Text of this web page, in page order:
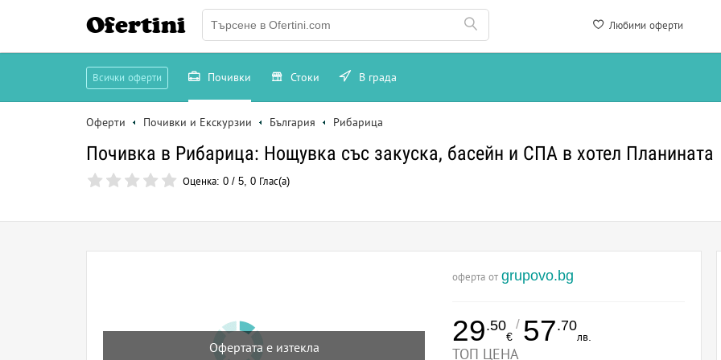
Любими оферти
Ofertini
Всички оферти Почивки Стоки В града
Оферти Почивки и Екскурзии България Рибарица
Почивка в Рибарица: Нощувка със закуска, басейн и СПА в хотел Планината
Оценка: 0 / 5, 0 Глас(а)
Офертата е изтекла
оферта от grupovo.bg
29.50
€
/ 57.70
лв.
ТОП ЦЕНА